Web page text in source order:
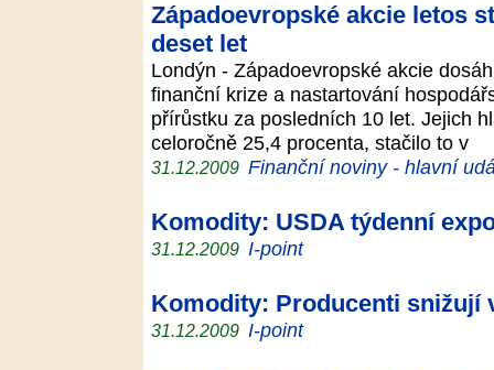
Západoevropské akcie letos
deset let
Londýn - Západoevropské akcie
finanční krize a nastartování
přírůstku za posledních 10 let. Jejich
celoročně 25,4 procenta, stačilo to v
31.12.2009 Finanční noviny - hlavní
Komodity: USDA týdenní
31.12.2009 I-point
Komodity: Producenti snižují
31.12.2009 I-point